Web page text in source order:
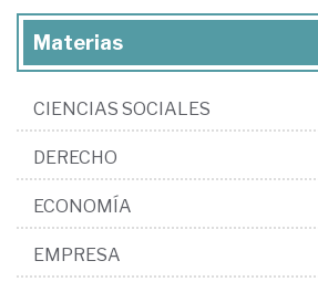
Materias
CIENCIAS SOCIALES
DERECHO
ECONOMÍA
EMPRESA